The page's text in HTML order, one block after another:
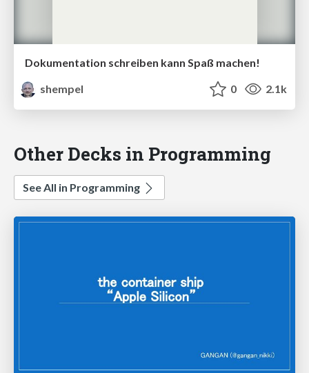
Dokumentation schreiben kann Spaß machen!
shempel
0 2.1k
Other Decks in Programming
See All in Programming